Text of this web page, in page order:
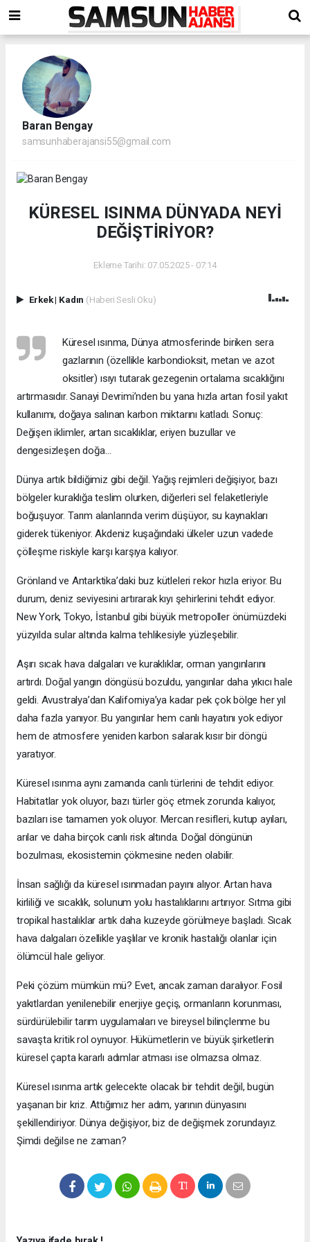
Baran Bengay
samsunhaberajansi55@gmail.com
KÜRESEL ISINMA DÜNYADA NEYİ
DEĞİŞTİRİYOR?
Ekleme Tarihi: 07.05.2025 - 07:14
Erkek| Kadın (Haberi Sesli Oku)
Küresel ısınma, Dünya atmosferinde biriken sera
gazlarının (özellikle karbondioksit, metan ve azot
oksitler) ısıyı tutarak gezegenin ortalama sıcaklığını
artırmasıdır. Sanayi Devrimi’nden bu yana hızla artan fosil yakıt
kullanımı, doğaya salınan karbon miktarını katladı. Sonuç:
Değişen iklimler, artan sıcaklıklar, eriyen buzullar ve
dengesizleşen doğa…
Dünya artık bildiğimiz gibi değil. Yağış rejimleri değişiyor, bazı
bölgeler kuraklığa teslim olurken, diğerleri sel felaketleriyle
boğuşuyor. Tarım alanlarında verim düşüyor, su kaynakları
giderek tükeniyor. Akdeniz kuşağındaki ülkeler uzun vadede
çölleşme riskiyle karşı karşıya kalıyor.
Grönland ve Antarktika’daki buz kütleleri rekor hızla eriyor. Bu
durum, deniz seviyesini artırarak kıyı şehirlerini tehdit ediyor.
New York, Tokyo, İstanbul gibi büyük metropoller önümüzdeki
yüzyılda sular altında kalma tehlikesiyle yüzleşebilir.
Aşırı sıcak hava dalgaları ve kuraklıklar, orman yangınlarını
artırdı. Doğal yangın döngüsü bozuldu, yangınlar daha yıkıcı hale
geldi. Avustralya’dan Kaliforniya’ya kadar pek çok bölge her yıl
daha fazla yanıyor. Bu yangınlar hem canlı hayatını yok ediyor
hem de atmosfere yeniden karbon salarak kısır bir döngü
yaratıyor.
Küresel ısınma aynı zamanda canlı türlerini de tehdit ediyor.
Habitatlar yok oluyor, bazı türler göç etmek zorunda kalıyor,
bazıları ise tamamen yok oluyor. Mercan resifleri, kutup ayıları,
arılar ve daha birçok canlı risk altında. Doğal döngünün
bozulması, ekosistemin çökmesine neden olabilir.
İnsan sağlığı da küresel ısınmadan payını alıyor. Artan hava
kirliliği ve sıcaklık, solunum yolu hastalıklarını artırıyor. Sıtma gibi
tropikal hastalıklar artık daha kuzeyde görülmeye başladı. Sıcak
hava dalgaları özellikle yaşlılar ve kronik hastalığı olanlar için
ölümcül hale geliyor.
Peki çözüm mümkün mü? Evet, ancak zaman daralıyor. Fosil
yakıtlardan yenilenebilir enerjiye geçiş, ormanların korunması,
sürdürülebilir tarım uygulamaları ve bireysel bilinçlenme bu
savaşta kritik rol oynuyor. Hükümetlerin ve büyük şirketlerin
küresel çapta kararlı adımlar atması ise olmazsa olmaz.
Küresel ısınma artık gelecekte olacak bir tehdit değil, bugün
yaşanan bir kriz. Attığımız her adım, yarının dünyasını
şekillendiriyor. Dünya değişiyor, biz de değişmek zorundayız.
Şimdi değilse ne zaman?